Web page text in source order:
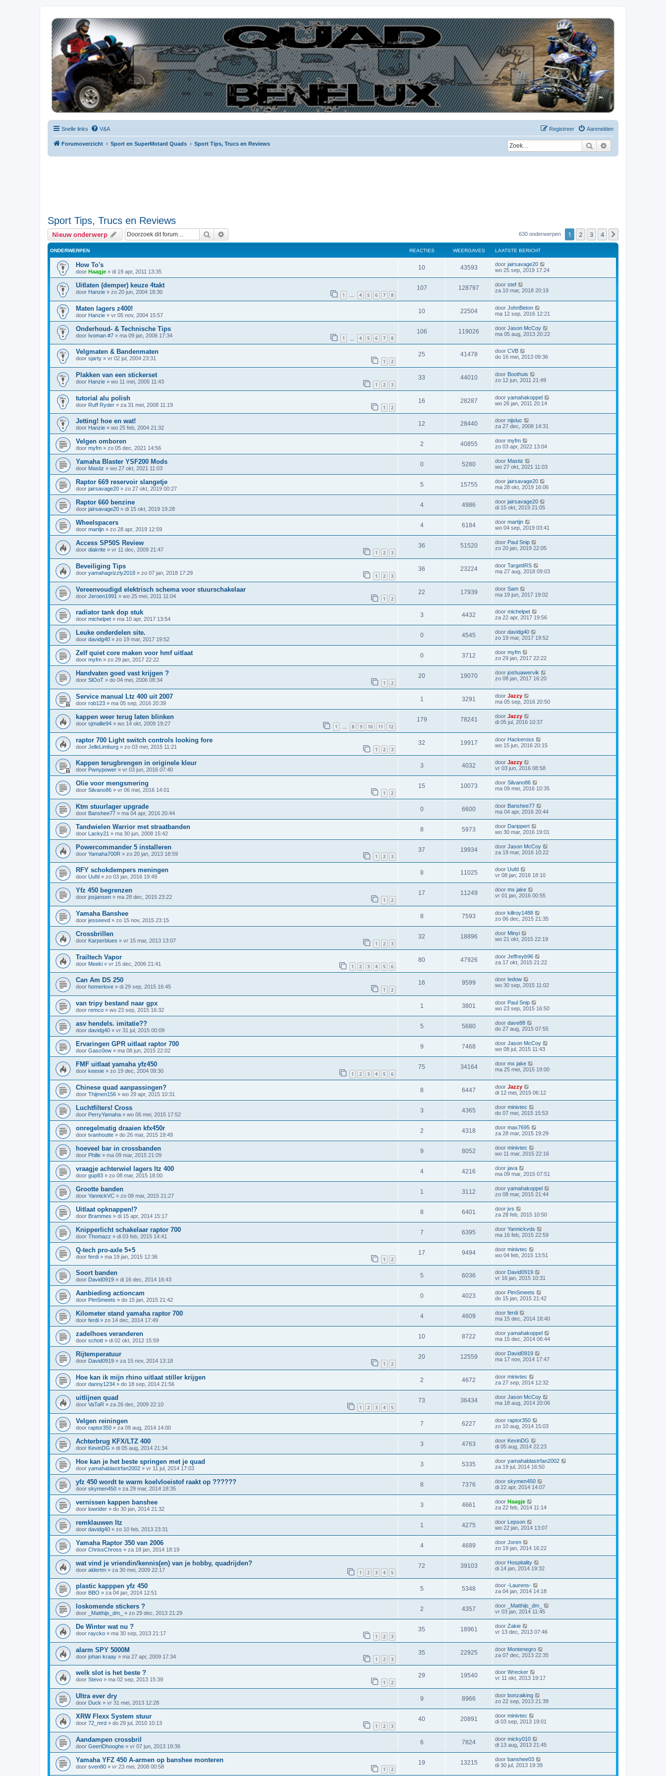
| QFB |
Hét quadforum van de Benelux
Snelle links V&A Aanmelden
Registreer
Forumoverzicht Sport en SuperMotard Quads Sport Tips, Trucs en Reviews Zoek
Sport Tips, Trucs en Reviews
Nieuw onderwerp Zoek 630 onderwerpen 1 2 3 4
ONDERWERPEN REACTIES WEERGAVES LAATSTE BERICHT
How To's
door Haagje » di 19 apr, 2011 13:35
10 43593 door jairsavage20
wo 25 sep, 2019 17:24
Uitlaten (demper) keuze 4takt
door Hanzie » zo 20 jun, 2004 18:30 1 … 4 5 6 7 8
107 128797 door stef
za 10 mar, 2018 20:19
Maten lagers z400!
door Hanzie » vr 05 nov, 2004 15:57
10 22504 door JohnBeton
ma 12 sep, 2016 12:21
Onderhoud- & Technische Tips
door Ivoman #7 » ma 09 jan, 2006 17:34 1 4 5 6 7 8
106 119026 door Jason McCoy
ma 05 aug, 2013 20:22
Velgmaten & Bandenmaten
door sjarty » vr 02 jul, 2004 23:31 1 2
25 41478 door CVB
do 16 mei, 2013 09:36
Plakken van een stickerset
door Hanzie » wo 11 mei, 2005 11:43 1 2 3
33 44010 door Boothuis
zo 12 jun, 2011 21:49
tutorial alu polish
door Ruff Ryder » za 31 mei, 2008 11:19 1 2
16 28287 door yamahakoppel
wo 26 jan, 2011 20:14
Jetting! hoe en wat!
door Hanzie » wo 25 feb, 2004 21:32
12 28440 door nijsluc
za 27 dec, 2008 14:31
Velgen omboren
door myfm » zo 05 dec, 2021 14:56
2 40855 door myfm
zo 03 apr, 2022 13:04
Yamaha Blaster YSF200 Mods
door Mastiz » wo 27 okt, 2021 11:03
0 5280 door Mastiz
wo 27 okt, 2021 11:03
Raptor 669 reservoir slangetje
door jairsavage20 » zo 27 okt, 2019 00:27
5 15755 door jairsavage20
ma 28 okt, 2019 16:06
Raptor 660 benzine
door jairsavage20 » di 15 okt, 2019 19:28
4 4986 door jairsavage20
di 15 okt, 2019 21:05
Wheelspacers
door martijn » zo 28 apr, 2019 12:59
4 6184 door martijn
wo 04 sep, 2019 03:41
Access SP50S Review
door diakrite » vr 11 dec, 2009 21:47 1 2 3
36 51520 door Paul Snip
zo 20 jan, 2019 22:05
Beveiliging Tips
door yamahagrizzly2018 » zo 07 jan, 2018 17:29 1 2 3
36 23224 door TargetIRS
ma 27 aug, 2018 09:03
Vereenvoudigd elektrisch schema voor stuurschakelaar
door Jeroen1991 » wo 25 mei, 2011 11:04 1 2
22 17939 door Sam
ma 19 jun, 2017 19:02
radiator tank dop stuk
door michelpet » ma 10 apr, 2017 13:54
3 4432 door michelpet
za 22 apr, 2017 19:56
Leuke onderdelen site.
door davidg40 » zo 19 mar, 2017 19:52
0 4545 door davidg40
zo 19 mar, 2017 19:52
Zelf quiet core maken voor hmf uitlaat
door myfm » zo 29 jan, 2017 22:22
0 3712 door myfm
zo 29 jan, 2017 22:22
Handvaten goed vast krijgen ?
door SlOoT » do 04 mei, 2006 08:34 1 2
20 19070 door joshuawervik
zo 08 jan, 2017 16:20
Service manual Ltz 400 uit 2007
door rob123 » ma 05 sep, 2016 20:39
1 3291 door Jazzy
ma 05 sep, 2016 20:50
kappen weer terug laten blinken
door sjmallie94 » wo 14 okt, 2009 19:27 1 8 9 10 11 12
179 78241 door Jazzy
di 05 jul, 2016 10:37
raptor 700 Light switch controls looking fore
door JelleLimburg » zo 03 mei, 2015 11:21 1 2 3
32 19917 door Hackeross
wo 15 jun, 2016 20:15
Kappen terugbrengen in originele kleur
door Pwnypower » vr 03 jun, 2016 07:40
3 4032 door Jazzy
vr 03 jun, 2016 08:58
Olie voor mengsmering
door Silvano86 » vr 06 mei, 2016 14:01 1 2
15 10073 door Silvano86
ma 09 mei, 2016 10:35
Ktm stuurlager upgrade
door Banshee77 » ma 04 apr, 2016 20:44
0 6600 door Banshee77
ma 04 apr, 2016 20:44
Tandwielen Warrior met straatbanden
door Lacky21 » ma 30 jun, 2008 15:42
8 5973 door Darippert
wo 30 mar, 2016 19:01
Powercommander 5 installeren
door Yamaha700R » zo 20 jan, 2013 18:59 1 2 3
37 19934 door Jason McCoy
za 19 mar, 2016 10:22
RFY schokdempers meningen
door Uufd » zo 03 jan, 2016 19:49
8 11025 door Uufd
vr 08 jan, 2016 18:10
Yfz 450 begrenzen
door josjansen » ma 28 dec, 2015 23:22 1 2
17 11249 door mx jake
vr 01 jan, 2016 00:55
Yamaha Banshee
door jesseevd » zo 15 nov, 2015 23:15
8 7593 door killroy1488
zo 06 dec, 2015 21:35
Crossbrillen
door Karperblues » vr 15 mar, 2013 13:07 1 2 3
32 18896 door Minyi
wo 21 okt, 2015 22:19
Trailtech Vapor
door Meeki » vr 15 dec, 2006 21:41 1 2 3 4 5 6
80 47926 door Jeffreyb96
za 17 okt, 2015 21:22
Can Am DS 250
door homerlove » di 29 sep, 2015 16:45 1 2
16 9599 door Iedow
wo 30 sep, 2015 11:02
van tripy bestand naar gpx
door remco » wo 23 sep, 2015 16:32
1 3801 door Paul Snip
wo 23 sep, 2015 16:50
asv hendels. imitatie??
door davidg40 » vr 31 jul, 2015 00:09
5 5680 door dave88
do 27 aug, 2015 07:55
Ervaringen GPR uitlaat raptor 700
door Gasc0ow » ma 08 jun, 2015 22:02
9 7468 door Jason McCoy
wo 08 jul, 2015 11:43
FMF uitlaat yamaha yfz450
door keesie » zo 19 dec, 2004 09:30 1 2 3 4 5 6
75 34164 door mx jake
ma 25 mei, 2015 19:00
Chinese quad aanpassingen?
door Thijmen156 » wo 29 apr, 2015 10:31
8 6447 door Jazzy
di 12 mei, 2015 06:12
Luchtfilters! Cross
door PerryYamaha » wo 06 mei, 2015 17:52
3 4365 door minivtec
do 07 mei, 2015 15:53
onregelmatig draaien kfx450r
door tvanhoutte » do 26 mar, 2015 19:49
2 4318 door max7695
za 28 mar, 2015 19:29
hoeveel bar in crossbanden
door Phille » ma 09 mar, 2015 21:09
9 8052 door minivtec
wo 11 mar, 2015 22:16
vraagje achterwiel lagers ltz 400
door gup83 » zo 08 mar, 2015 18:00
4 4216 door java
ma 09 mar, 2015 07:51
Grootte banden
door YannickVC » zo 08 mar, 2015 21:27
1 3112 door yamahakoppel
zo 08 mar, 2015 21:44
Uitlaat opknappen!?
door Brammes » di 15 apr, 2014 15:17
8 6401 door jvs
za 28 feb, 2015 10:50
Knipperlicht schakelaar raptor 700
door Thomazz » di 03 feb, 2015 14:41
7 6395 door Yannickvds
ma 16 feb, 2015 22:59
Q-tech pro-axle 5+5
door ferdi » ma 19 jan, 2015 12:36 1 2
17 9494 door minivtec
wo 04 feb, 2015 13:51
Soort banden
door David0919 » di 16 dec, 2014 16:43
5 6036 door David0919
vr 16 jan, 2015 10:31
Aanbieding actioncam
door PimSmeets » do 15 jan, 2015 21:42
0 4023 door PimSmeets
do 15 jan, 2015 21:42
Kilometer stand yamaha raptor 700
door ferdi » zo 14 dec, 2014 17:49
4 4609 door ferdi
ma 15 dec, 2014 18:40
zadelhoes veranderen
door schott » di 02 okt, 2012 15:59
10 8722 door yamahakoppel
ma 15 dec, 2014 06:44
Rijtemperatuur
door David0919 » za 15 nov, 2014 13:18 1 2
20 12559 door David0919
ma 17 nov, 2014 17:47
Hoe kan ik mijn rhino uitlaat stiller krijgen
door danny1234 » do 18 sep, 2014 21:56
2 4672 door minivtec
za 27 sep, 2014 12:32
uitlijnen quad
door VaTaR » za 26 dec, 2009 22:10 1 2 3 4 5
73 36434 door Jason McCoy
ma 18 aug, 2014 20:06
Velgen reiningen
door raptor350 » za 09 aug, 2014 14:00
7 6227 door raptor350
zo 10 aug, 2014 15:03
Achterbrug KFX/LTZ 400
door KevinDG » di 05 aug, 2014 21:34
3 4763 door KevinDG
di 05 aug, 2014 22:23
Hoe kan je het beste springen met je quad
door yamahablastrfan2002 » vr 11 jul, 2014 17:03
3 5335 door yamahablastrfan2002
za 19 jul, 2014 16:50
yfz 450 wordt te warm koelvloeistof raakt op ??????
door skymen450 » za 29 mar, 2014 18:35
8 7376 door skymen450
di 22 apr, 2014 14:07
vernissen kappen banshee
door lowrider » do 30 jan, 2014 21:32
3 4661 door Haagje
za 22 feb, 2014 11:14
remklauwen ltz
door davidg40 » zo 10 feb, 2013 23:31
1 4275 door Lepson
wo 22 jan, 2014 13:07
Yamaha Raptor 350 van 2006
door ChrissChross » za 18 jan, 2014 18:19
4 4689 door Joren
zo 19 jan, 2014 16:22
wat vind je vriendin/kennis(en) van je hobby, quadrijden?
door aldertm » za 30 mei, 2009 22:17 1 2 3 4 5
72 39103 door Hospitality
di 14 jan, 2014 19:32
plastic kapppen yfz 450
door BBO » za 04 jan, 2014 12:51
5 5348 door -Laurens-
za 04 jan, 2014 14:18
loskomende stickers ?
door _Matthijs_dm_ » zo 29 dec, 2013 21:29
2 4357 door
_Matthijs_dm_
vr 03 jan, 2014 11:45
De Winter wat nu ?
door raycko » ma 30 sep, 2013 21:17 1 2 3
35 18961 door Zakie
vr 13 dec, 2013 07:46
alarm SPY 5000M
door johan kraay » ma 27 apr, 2009 17:34 1 2 3
35 22925 door Montenegro
za 07 dec, 2013 22:35
welk slot is het beste ?
door Stevo » ma 02 sep, 2013 15:39 1 2
29 19540 door Wrecker
vr 11 okt, 2013 19:17
Ultra ever dry
door Duck » vr 31 mei, 2013 12:28
9 8966 door bonzaiking
zo 22 sep, 2013 21:39
XRW Flexx System stuur
door 72_mrd » do 29 jul, 2010 10:13 1 2 3
40 20891 door minivtec
di 03 sep, 2013 19:01
Aandampen crossbril
door GeertDhooghe » vr 07 jun, 2013 19:36
6 7824 door micky010
di 13 aug, 2013 21:45
Yamaha YFZ 450 A-armen op banshee monteren
door sven80 » vr 23 mei, 2008 00:58 1 2
19 13215 door banshee03
di 30 jul, 2013 19:39